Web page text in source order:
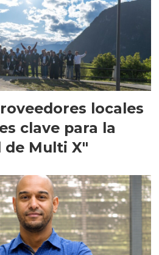
locales
clave para la
Multi X"